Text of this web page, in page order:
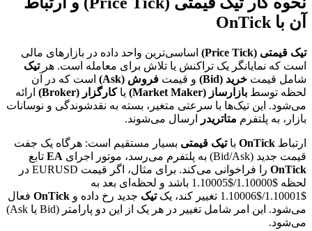
آن با OnTick
تیک قیمتی (Price Tick)
اساسی‌ترین واحد داده در بازارهای مالی
است که نمایانگر یک تراکنش یا تلاش برای معامله است. هرتیک
شامل قیمت خرید (Bid) و قیمت فروش (Ask)
است که در آن
لحظه توسط بازارساز (Market Maker) یاکارگزار (Broker)
ارائه
می‌شود. این تیک‌ها با سرعتی متغیر، بسته به نقدشوندگی و نوسانات
بازار، به پلتفرم متاتریدر ارسال می‌شوند.
ارتباط OnTick باتیک قیمتی بسیار مستقیم است: هرگاه یک جفت
قیمت جدید (Bid/Ask) به پلتفرم می‌رسد، موتور اجرای
EA تابع
OnTick
را فراخوانی می‌کند. برای مثال، اگر قیمت EURUSD در
لحظه $1.10000/$1.10005 باشد و لحظه‌ای بعد به
$1.10001/$1.10006 تغییر کند، یک
تیک جدید رخ داده و OnTick فعال
می‌شود. این امر شامل تغییر در هر یک از این دو پارامتر (Bid یا Ask)
می‌شود.